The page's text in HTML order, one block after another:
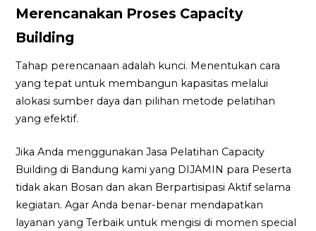
Merencanakan Proses Capacity
Building
Tahap perencanaan adalah kunci. Menentukan cara
yang tepat untuk membangun kapasitas melalui
alokasi sumber daya dan pilihan metode pelatihan
yang efektif.
Jika Anda menggunakan Jasa Pelatihan Capacity
Building di Bandung kami yang DIJAMIN para Peserta
tidak akan Bosan dan akan Berpartisipasi Aktif selama
kegiatan. Agar Anda benar-benar mendapatkan
layanan yang Terbaik untuk mengisi di momen special